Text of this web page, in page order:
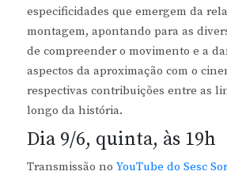
especificidades que emergem da
montagem, apontando para as
de compreender o movimento e a
aspectos da aproximação com o
respectivas contribuições entre as
longo da história.
Dia 9/6, quinta, às 19h
Transmissão no YouTube do Sesc